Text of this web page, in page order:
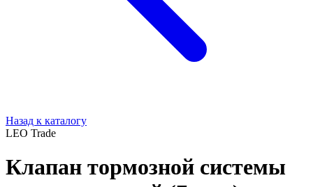
Назад к каталогу
LEO Trade
Клапан тормозной системы